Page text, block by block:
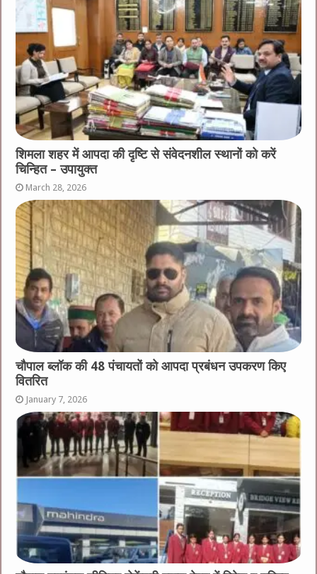
शिमला शहर में आपदा की दृष्टि से संवेदनशील स्थानों को करें
चिन्हित – उपायुक्त
March 28, 2026
चौपाल ब्लॉक की 48 पंचायतों को आपदा प्रबंधन उपकरण किए
वितरित
January 7, 2026